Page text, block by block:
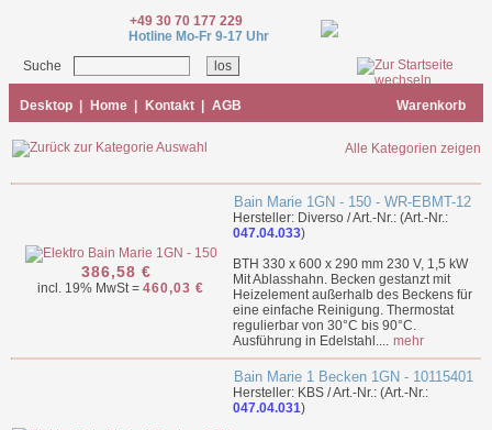
+49 30 70 177 229
Hotline Mo-Fr 9-17 Uhr
Suche
Desktop Home Kontakt AGB Warenkorb
Alle Kategorien zeigen
386,58 €
incl. 19% MwSt = 460,03 €
Bain Marie 1GN - 150 - WR-EBMT-12
Hersteller: Diverso / Art.-Nr.: (Art.-Nr.:
047.04.033)
BTH 330 x 600 x 290 mm 230 V, 1,5 kW
Mit Ablasshahn. Becken gestanzt mit
Heizelement außerhalb des Beckens für
eine einfache Reinigung. Thermostat
regulierbar von 30°C bis 90°C.
Ausführung in Edelstahl.... mehr
Bain Marie 1 Becken 1GN - 10115401
Hersteller: KBS / Art.-Nr.: (Art.-Nr.:
047.04.031)